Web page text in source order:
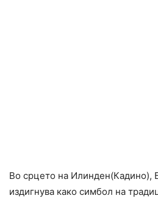
Во срцето на Илинден(Кадино),
издигнува како симбол на